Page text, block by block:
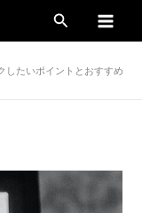
検
索
したいポイントとおすすめ